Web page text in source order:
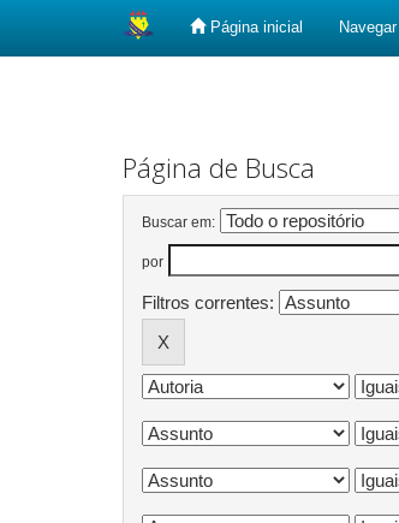
Página inicial Navegar
Página de Busca
Buscar em:
por
Filtros correntes: